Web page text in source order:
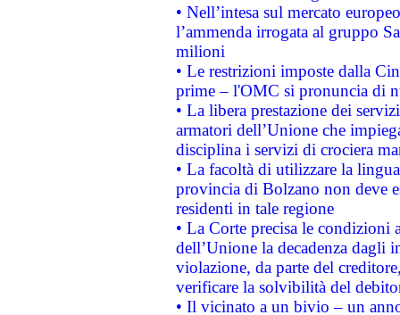
• Nell’intesa sul mercato
l’ammenda irrogata al gruppo
milioni
• Le restrizioni imposte dalla
prime – l'OMC si pronuncia di
• La libera prestazione dei
armatori dell’Unione che
disciplina i servizi di crociera
• La facoltà di utilizzare la
provincia di Bolzano non deve
residenti in tale regione
• La Corte precisa le
dell’Unione la decadenza dagli
violazione, da parte del
verificare la solvibilità del
• Il vicinato a un bivio – un